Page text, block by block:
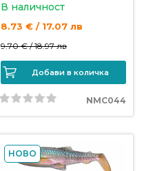
В наличност
8.73 € / 17.07 лв
9.70 € /18.97 лв
Добави в количка
NMC044
НОВО